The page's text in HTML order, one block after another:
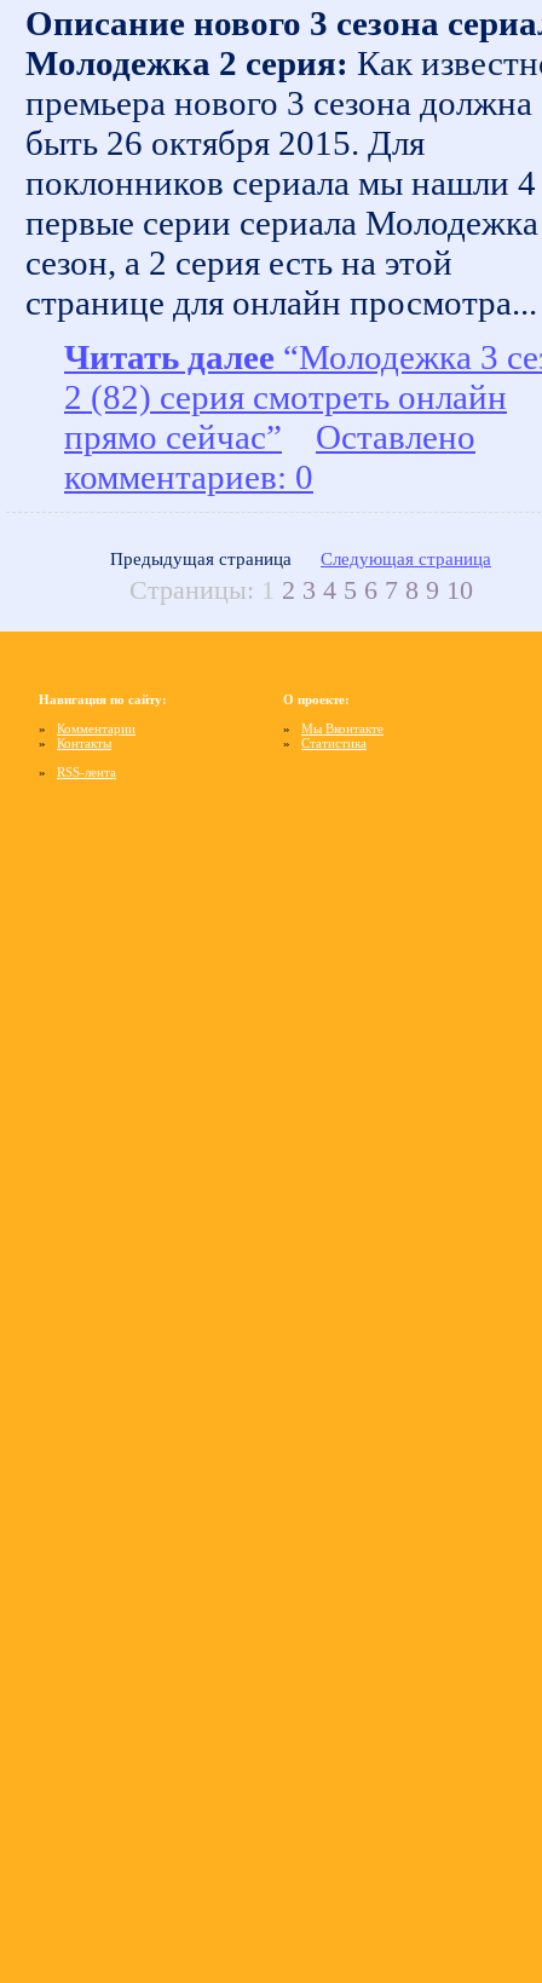
Описание нового 3 сезона
Молодежка 2 серия: Как
премьера нового 3 сезона должна
быть 26 октября 2015. Для
поклонников сериала мы нашли 4
первые серии сериала
сезон, а 2 серия есть на этой
странице для онлайн просмотра...
Читать далее “Молодежка 3
2 (82) серия смотреть онлайн
прямо сейчас”
Оставлено
комментариев: 0
Предыдущая страница Следующая страница
Страницы: 1 2 3 4 5 6 7 8 9 10
Навигация по сайту:
» Комментарии
» Контакты
» RSS-лента
О проекте:
» Мы Вконтакте
» Статистика